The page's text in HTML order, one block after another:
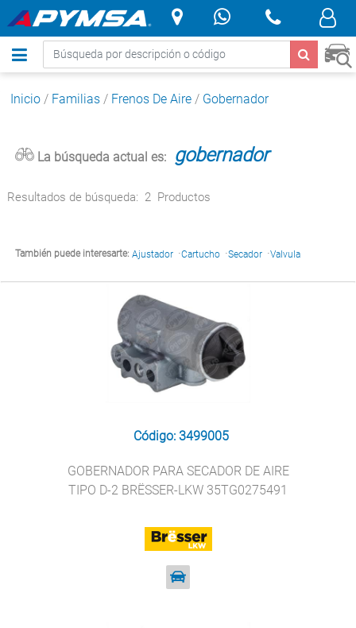
.
Inicio / Familias / Frenos De Aire / Gobernador
La búsqueda actual es: gobernador
Resultados de búsqueda: 2 Productos
También puede interesarte: Ajustador ·Cartucho ·Secador ·Valvula
Código: 3499005
GOBERNADOR PARA SECADOR DE AIRE
TIPO D-2 BRËSSER-LKW 35TG0275491